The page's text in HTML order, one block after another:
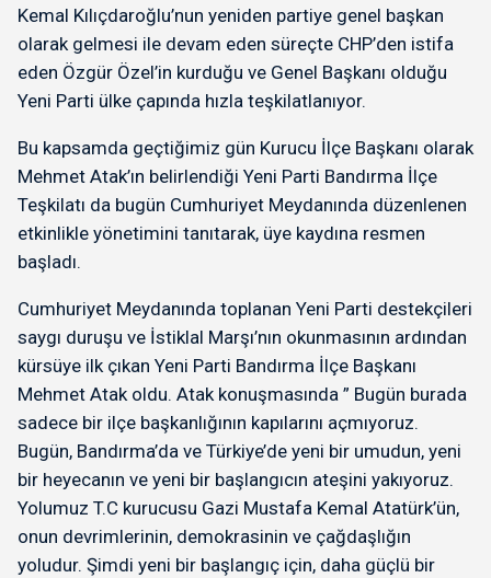
Kemal Kılıçdaroğlu’nun yeniden partiye genel başkan
olarak gelmesi ile devam eden süreçte CHP’den istifa
eden Özgür Özel’in kurduğu ve Genel Başkanı olduğu
Yeni Parti ülke çapında hızla teşkilatlanıyor.
Bu kapsamda geçtiğimiz gün Kurucu İlçe Başkanı olarak
Mehmet Atak’ın belirlendiği Yeni Parti Bandırma İlçe
Teşkilatı da bugün Cumhuriyet Meydanında düzenlenen
etkinlikle yönetimini tanıtarak, üye kaydına resmen
başladı.
Cumhuriyet Meydanında toplanan Yeni Parti destekçileri
saygı duruşu ve İstiklal Marşı’nın okunmasının ardından
kürsüye ilk çıkan Yeni Parti Bandırma İlçe Başkanı
Mehmet Atak oldu. Atak konuşmasında ” Bugün burada
sadece bir ilçe başkanlığının kapılarını açmıyoruz.
Bugün, Bandırma’da ve Türkiye’de yeni bir umudun, yeni
bir heyecanın ve yeni bir başlangıcın ateşini yakıyoruz.
Yolumuz T.C kurucusu Gazi Mustafa Kemal Atatürk’ün,
onun devrimlerinin, demokrasinin ve çağdaşlığın
yoludur. Şimdi yeni bir başlangıç için, daha güçlü bir